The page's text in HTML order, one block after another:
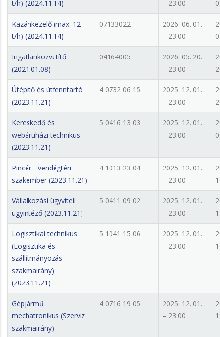
t/h) (2024.11.14) – 23:00
Kazánkezelő (max. 12
t/h) (2024.11.14)
07133022
2026. 06. 01.
– 23:00
Ingatlanközvetítő
(2021.01.08)
04164005
2026. 05. 20.
– 23:00
Útépítő és útfenntartó
(2023.11.21)
4 0732 06 15
2025. 12. 01.
– 23:00
Kereskedő és
webáruházi technikus
(2023.11.21)
5 0416 13 03
2025. 12. 01.
– 23:00
Pincér - vendégtéri
szakember (2023.11.21)
4 1013 23 04
2025. 12. 01.
– 23:00
Vállalkozási ügyviteli
ügyintéző (2023.11.21)
5 0411 09 02
2025. 12. 01.
– 23:00
Logisztikai technikus
(Logisztika és
szállítmányozás
szakmairány)
(2023.11.21)
5 1041 15 06
2025. 12. 01.
– 23:00
Gépjármű
mechatronikus (Szerviz
szakmairány)
4 0716 19 05
2025. 12. 01.
– 23:00